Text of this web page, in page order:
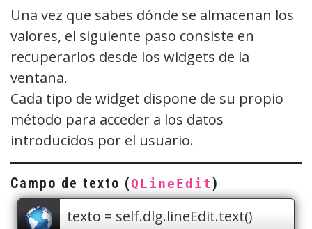
Una vez que sabes dónde se almacenan los
valores, el siguiente paso consiste en
recuperarlos desde los widgets de la
ventana.
Cada tipo de widget dispone de su propio
método para acceder a los datos
introducidos por el usuario.
Campo de texto (QLineEdit)
texto = self.dlg.lineEdit.text()